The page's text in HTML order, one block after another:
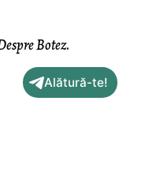
Botez.
Alătură-te!